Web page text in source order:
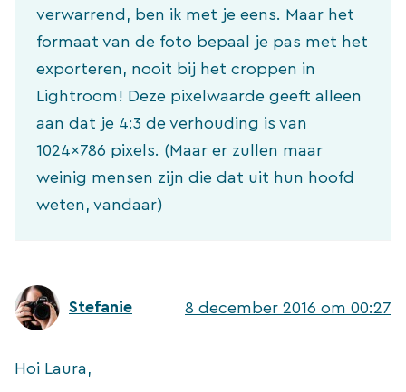
verwarrend, ben ik met je eens. Maar het
formaat van de foto bepaal je pas met het
exporteren, nooit bij het croppen in
Lightroom! Deze pixelwaarde geeft alleen
aan dat je 4:3 de verhouding is van
1024×786 pixels. (Maar er zullen maar
weinig mensen zijn die dat uit hun hoofd
weten, vandaar)
Stefanie 8 december 2016 om 00:27
Hoi Laura,